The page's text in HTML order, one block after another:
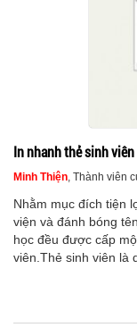
In nhanh thẻ sinh viên
Minh Thiện, Thành viên
Nhằm mục đích tiện
viện và đánh bóng
học đều được cấp
viên.Thẻ sinh viên là